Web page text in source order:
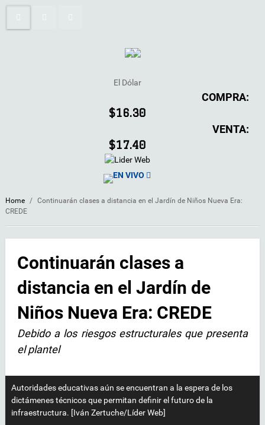
El Dólar
COMPRA:
$16.30
VENTA:
$17.40
EN VIVO
Home / Continuarán clases a distancia en el Jardín de Niños Nueva Era:
CREDE
Continuarán clases a
distancia en el Jardín de
Niños Nueva Era: CREDE
Debido a los riesgos estructurales que presenta
el plantel
Autoridades educativas aún se encuentran a la espera de los
dictámenes técnicos que permitan definir el futuro de la
infraestructura. [Iván Zertuche/Líder Web]